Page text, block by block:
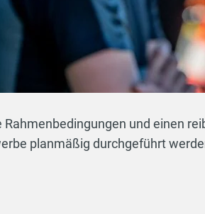
und einen
planmäßig durchgeführt